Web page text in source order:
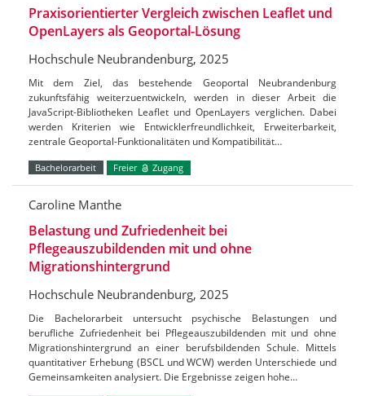
Praxisorientierter Vergleich zwischen Leaflet und
OpenLayers als Geoportal-Lösung
Hochschule Neubrandenburg, 2025
Mit dem Ziel, das bestehende Geoportal Neubrandenburg
zukunftsfähig weiterzuentwickeln, werden in dieser Arbeit die
JavaScript-Bibliotheken Leaflet und OpenLayers verglichen. Dabei
werden Kriterien wie Entwicklerfreundlichkeit, Erweiterbarkeit,
zentrale Geoportal-Funktionalitäten und Kompatibilität…
Bachelorarbeit Freier Zugang
Caroline Manthe
Belastung und Zufriedenheit bei
Pflegeauszubildenden mit und ohne
Migrationshintergrund
Hochschule Neubrandenburg, 2025
Die Bachelorarbeit untersucht psychische Belastungen und
berufliche Zufriedenheit bei Pflegeauszubildenden mit und ohne
Migrationshintergrund an einer berufsbildenden Schule. Mittels
quantitativer Erhebung (BSCL und WCW) werden Unterschiede und
Gemeinsamkeiten analysiert. Die Ergebnisse zeigen hohe…